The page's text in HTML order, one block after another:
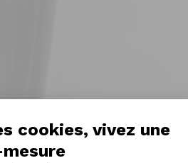
cookies, vivez une